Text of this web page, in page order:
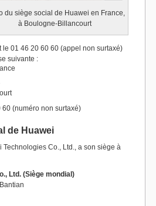
du siège social de Huawei en France,
à Boulogne-Billancourt
01 46 20 60 60 (appel non surtaxé)
suivante :
60 (numéro non surtaxé)
de Huawei
Technologies Co., Ltd., a son siège à
Ltd. (Siège mondial)